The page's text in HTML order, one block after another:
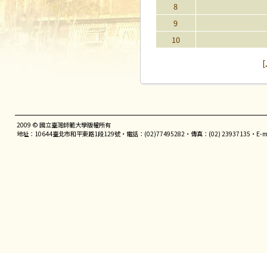
8
9
10
[
2009 © 國立臺灣師範大學版權所有
地址：10644臺北市和平東路1段129號‧電話：(02)77495282‧傳真：(02) 23937135‧E-